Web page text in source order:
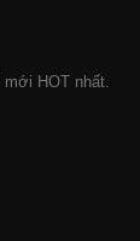
HOT nhất.